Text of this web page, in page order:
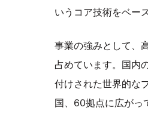
いうコア技術をベー
事業の強みとして、
占めています。国内
付けされた世界的な
国、60拠点に広がっ